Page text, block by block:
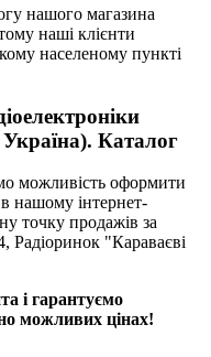
нашого магазина
наші клієнти
населеному пункті
Каталог
можливість оформити
в нашому інтернет-
точку продажів за
Радіоринок "Караваєві
і гарантуємо
можливих цінах!